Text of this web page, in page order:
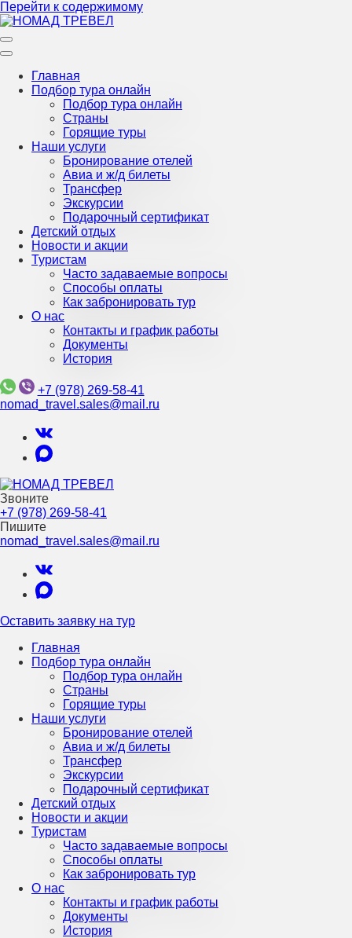
Перейти к содержимому
НОМАД ТРЕВЕЛ
Главная
Подбор тура онлайн
Подбор тура онлайн
Страны
Горящие туры
Наши услуги
Бронирование отелей
Авиа и ж/д билеты
Трансфер
Экскурсии
Подарочный сертификат
Детский отдых
Новости и акции
Туристам
Часто задаваемые вопросы
Способы оплаты
Как забронировать тур
О нас
Контакты и график работы
Документы
История
+7 (978) 269-58-41
nomad_travel.sales@mail.ru
НОМАД ТРЕВЕЛ
Турагентство Крыма
Звоните
+7 (978) 269-58-41
Пишите
nomad_travel.sales@mail.ru
Оставить заявку на тур
Главная
Подбор тура онлайн
Подбор тура онлайн
Страны
Горящие туры
Наши услуги
Бронирование отелей
Авиа и ж/д билеты
Трансфер
Экскурсии
Подарочный сертификат
Детский отдых
Новости и акции
Туристам
Часто задаваемые вопросы
Способы оплаты
Как забронировать тур
О нас
Контакты и график работы
Документы
История